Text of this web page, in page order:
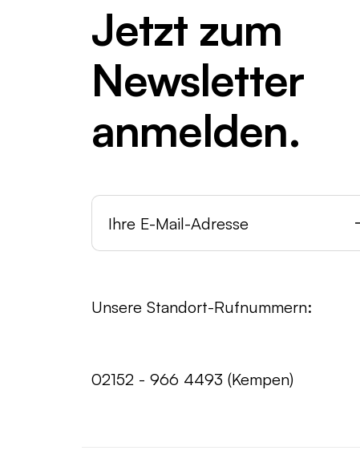
Jetzt zum
Newsletter
anmelden.
Unsere Standort-Rufnummern:
02152 - 966 4493 (Kempen)